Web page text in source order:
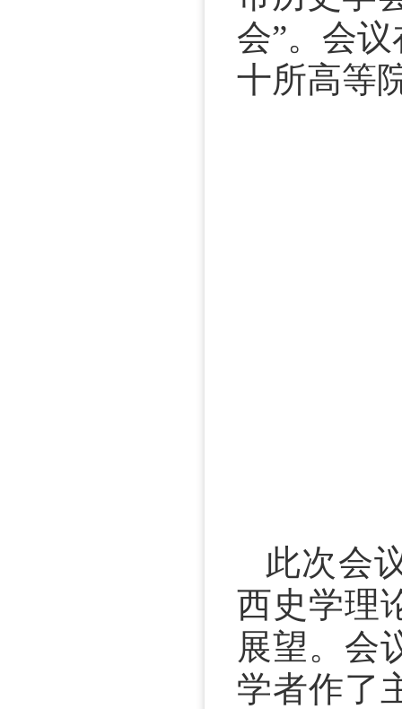
会”。会
十所高等
此次会
西史学理
展望。会
学者作了